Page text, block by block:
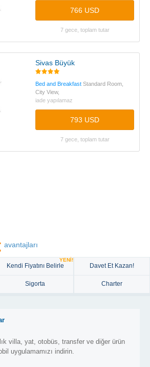
766 USD
7 gece, toplam tutar
Sivas Büyük
Bed and Breakfast Standard Room,
City View,
iade yapılamaz
793 USD
7 gece, toplam tutar
avantajları
Kendi Fiyatını Belirle
YENİ!
Davet Et Kazan!
Sigorta Charter
villa, yat, otobüs, transfer ve diğer ürün
uygulamamızı indirin.